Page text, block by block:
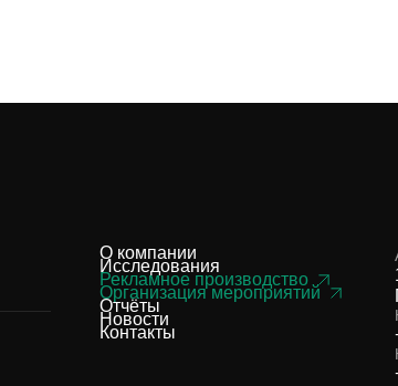
О компании
Исследования
Рекламное производство
Организация мероприятий
Отчёты
Новости
Контакты